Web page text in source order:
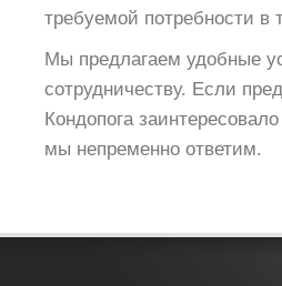
требуемой потребности в
Мы предлагаем удобные
сотрудничеству. Если
Кондопога
мы непременно ответим.